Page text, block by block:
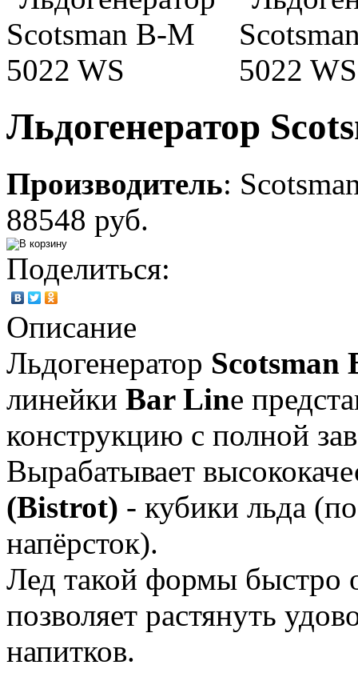
Льдогенератор
Производитель:
88548 руб.
Поделиться:
Описание
Льдогенератор Scotsman
линейки Bar Line
конструкцию с полной
Вырабатывает
(Bistrot) - кубики льда
напёрсток).
Лед такой формы быстро
позволяет растянуть
напитков. ​